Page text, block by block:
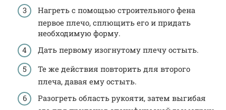
Нагреть с помощью строительного фена
первое плечо, сплющить его и придать
необходимую форму.
Дать первому изогнутому плечу остыть.
Те же действия повторить для второго
плеча, давая ему остыть.
Разогреть область рукояти, затем выгибая